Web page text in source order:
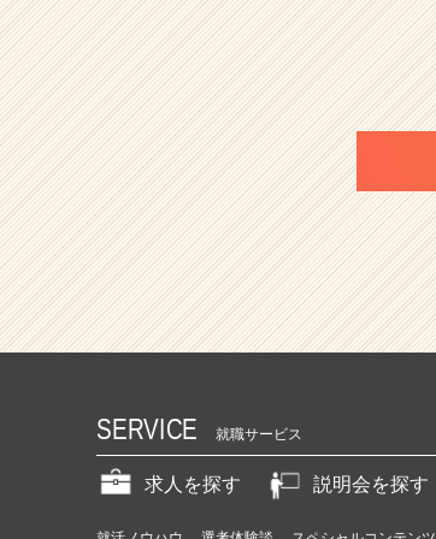
SERVICE 就職サービス
求人を探す 説明会を探す